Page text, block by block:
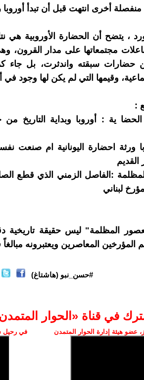
أخرى انتهت قبل أن تبدأ أوروبا
، يتضح أن الحضارة الأوروبية هي
مجتمعاتها على مدار
حضارات سبقته واندثرت، بل جاء
وقيمها التي لم يكن لها وجود
:
الحضا ية : أوروبا وبداية التاريخ
ورثة احضارة اليونانية ام صنعت
القديم
:الفاصل الزمني الذي قطع
لبناني
المظلمة" ليس حقيقة تاريخية
المعاصرين ويعتبرونه مبالغاً
#حسن_نبو (هاشتاغ)
في قناة ‫«الحوار
عضو هيئة إدارة الحوار المتمدن في رحيل